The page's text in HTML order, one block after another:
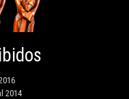
2014